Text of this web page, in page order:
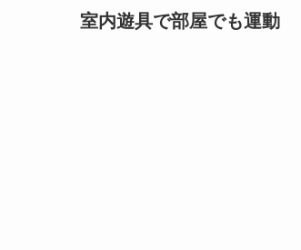
室内遊具で部屋でも運動